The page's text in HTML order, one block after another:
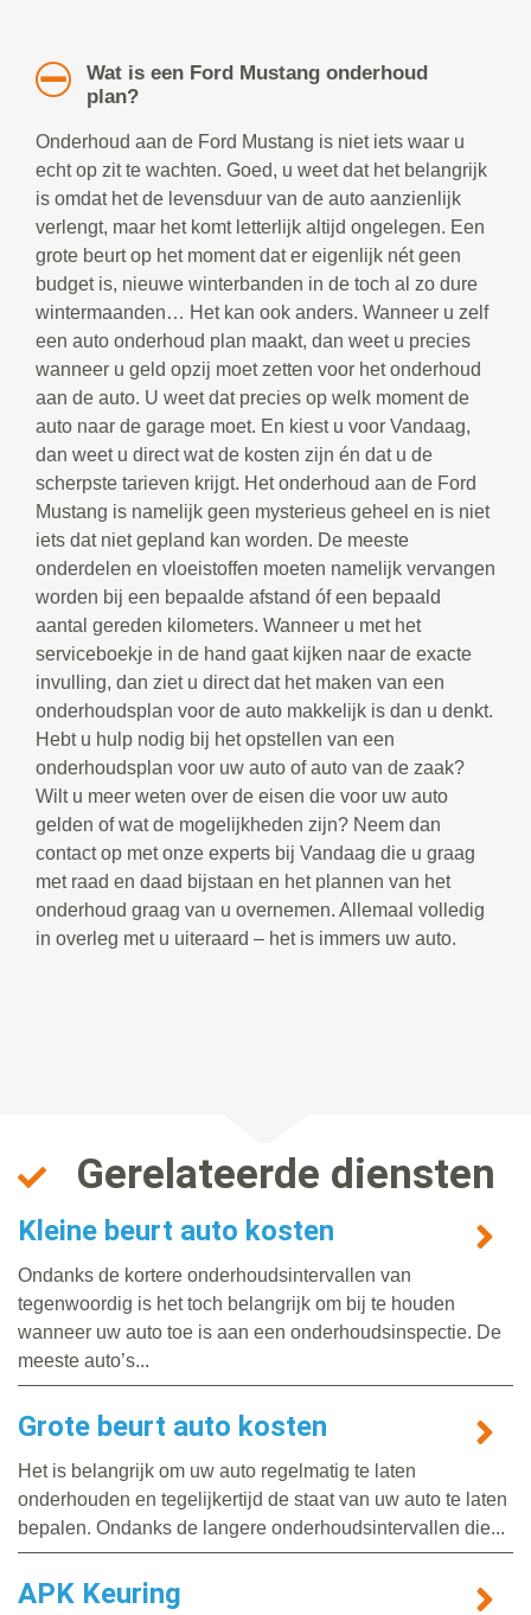
Wat is een Ford Mustang onderhoud
plan?
Onderhoud aan de Ford Mustang is niet iets waar u
echt op zit te wachten. Goed, u weet dat het belangrijk
is omdat het de levensduur van de auto aanzienlijk
verlengt, maar het komt letterlijk altijd ongelegen. Een
grote beurt op het moment dat er eigenlijk nét geen
budget is, nieuwe winterbanden in de toch al zo dure
wintermaanden… Het kan ook anders. Wanneer u zelf
een auto onderhoud plan maakt, dan weet u precies
wanneer u geld opzij moet zetten voor het onderhoud
aan de auto. U weet dat precies op welk moment de
auto naar de garage moet. En kiest u voor Vandaag,
dan weet u direct wat de kosten zijn én dat u de
scherpste tarieven krijgt. Het onderhoud aan de Ford
Mustang is namelijk geen mysterieus geheel en is niet
iets dat niet gepland kan worden. De meeste
onderdelen en vloeistoffen moeten namelijk vervangen
worden bij een bepaalde afstand óf een bepaald
aantal gereden kilometers. Wanneer u met het
serviceboekje in de hand gaat kijken naar de exacte
invulling, dan ziet u direct dat het maken van een
onderhoudsplan voor de auto makkelijk is dan u denkt.
Hebt u hulp nodig bij het opstellen van een
onderhoudsplan voor uw auto of auto van de zaak?
Wilt u meer weten over de eisen die voor uw auto
gelden of wat de mogelijkheden zijn? Neem dan
contact op met onze experts bij Vandaag die u graag
met raad en daad bijstaan en het plannen van het
onderhoud graag van u overnemen. Allemaal volledig
in overleg met u uiteraard – het is immers uw auto.
Gerelateerde diensten
Kleine beurt auto kosten
Ondanks de kortere onderhoudsintervallen van
tegenwoordig is het toch belangrijk om bij te houden
wanneer uw auto toe is aan een onderhoudsinspectie. De
meeste auto’s...
Grote beurt auto kosten
Het is belangrijk om uw auto regelmatig te laten
onderhouden en tegelijkertijd de staat van uw auto te laten
bepalen. Ondanks de langere onderhoudsintervallen die...
APK Keuring